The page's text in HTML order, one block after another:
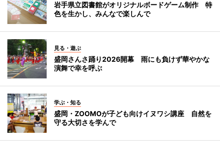
岩手県立図書館がオリジナルボードゲーム制作 特
色を生かし、みんなで楽しんで
見る・遊ぶ
盛岡さんさ踊り2026開幕 雨にも負けず華やかな
演舞で幸を呼ぶ
学ぶ・知る
盛岡・ZOOMOが子ども向けイヌワシ講座 自然を
守る大切さを学んで